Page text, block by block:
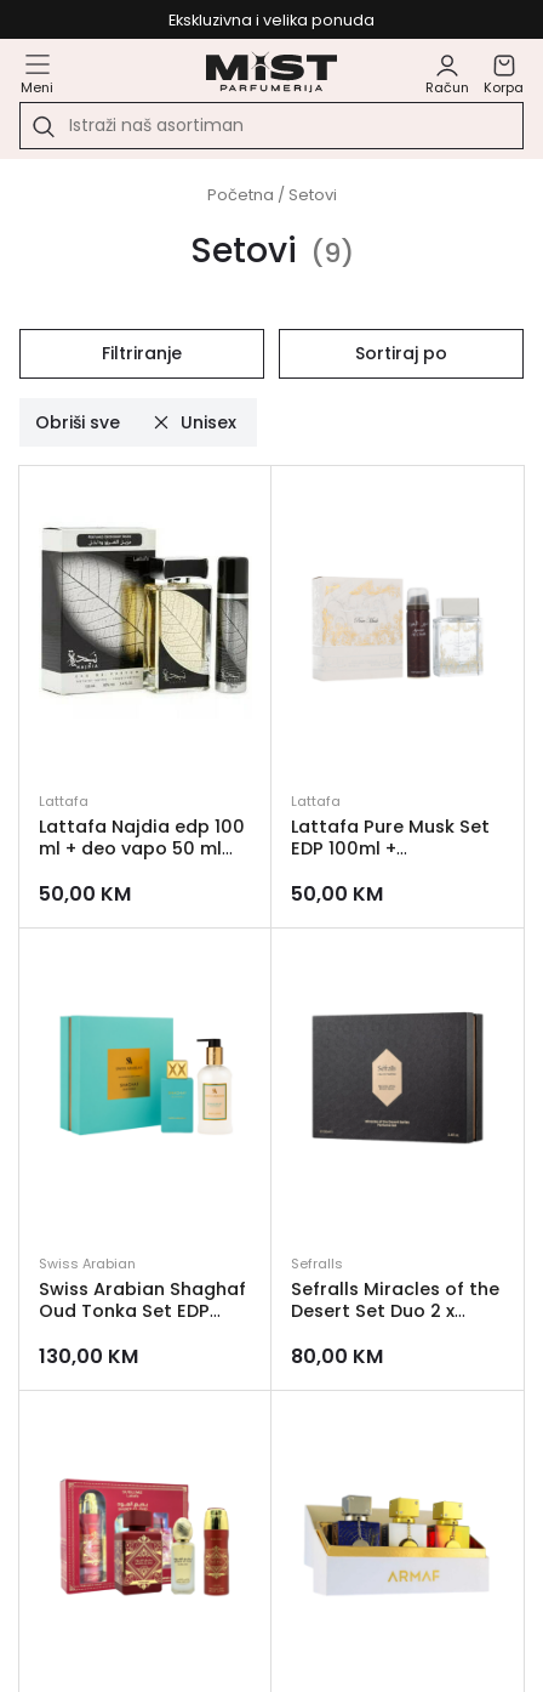
Ekskluzivna i velika ponuda
Meni Račun Korpa
Početna / Setovi
Setovi (9)
Filtriranje Sortiraj po
Obriši sve Unisex
Lattafa
Lattafa Najdia edp 100
ml + deo vapo 50 ml
50,00 KM
Lattafa
Lattafa Pure Musk Set
EDP 100ml +
50,00 KM
Swiss Arabian
Swiss Arabian Shaghaf
Oud Tonka Set EDP
300ml
130,00 KM
Sefralls
Sefralls Miracles of the
Desert Set Duo 2 x
80,00 KM